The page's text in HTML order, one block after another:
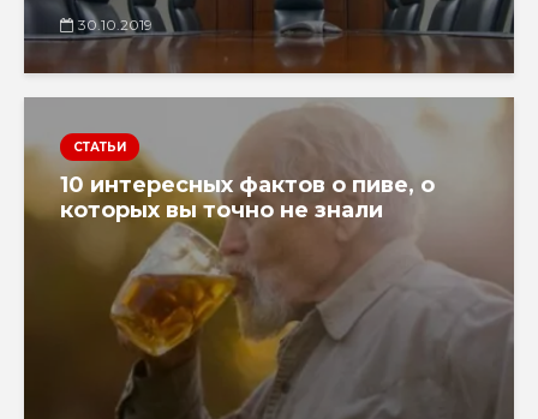
30.10.2019
СТАТЬИ
10 интересных фактов о пиве, о
которых вы точно не знали